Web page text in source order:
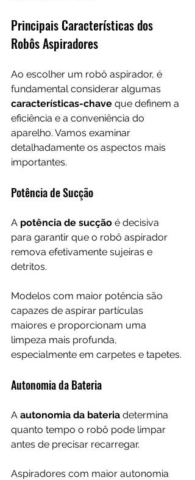
Principais Características dos
Robôs Aspiradores
Ao escolher um robô aspirador, é
fundamental considerar algumas
características-chave que definem a
eficiência e a conveniência do
aparelho. Vamos examinar
detalhadamente os aspectos mais
importantes.
Potência de Sucção
A potência de sucção é decisiva
para garantir que o robô aspirador
remova efetivamente sujeiras e
detritos.
Modelos com maior potência são
capazes de aspirar partículas
maiores e proporcionam uma
limpeza mais profunda,
especialmente em carpetes e tapetes.
Autonomia da Bateria
A autonomia da bateria determina
quanto tempo o robô pode limpar
antes de precisar recarregar.
Aspiradores com maior autonomia